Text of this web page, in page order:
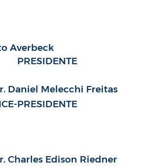
Averbeck
PRESIDENTE
Daniel Melecchi Freitas
PRESIDENTE
Charles Edison Riedner